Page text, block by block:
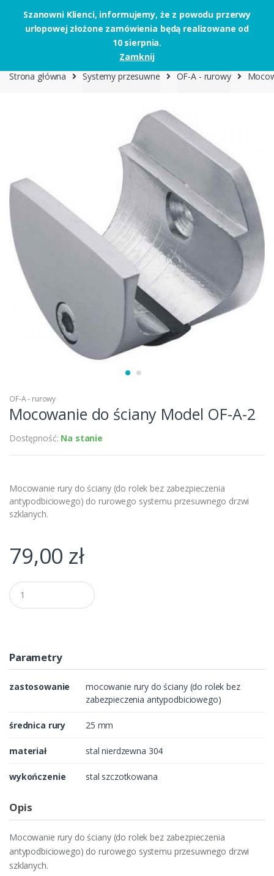
Skip to navigation
Skip to content
Strona główna Systemy przesuwne OF-A - rurowy
OF-A - rurowy
Mocowanie do ściany Model OF-A-2
Dostępność: Na stanie
Mocowanie rury do ściany (do rolek bez zabezpieczenia
antypodbiciowego) do rurowego systemu przesuwnego drzwi
szklanych.
79,00 zł
Q
u
a
t
yParametry
zastosowanie
mocowanie rury do ściany (do rolek bez
zabezpieczenia antypodbiciowego)
średnica rury 25 mm
materiał stal nierdzewna 304
wykończenie stal szczotkowana
Opis
Mocowanie rury do ściany (do rolek bez zabezpieczenia
antypodbiciowego) do rurowego systemu przesuwnego drzwi
szklanych.
Szanowni Klienci, informujemy, że z powodu przerwy
urlopowej złożone zamówienia będą realizowane od
10 sierpnia.
Zamknij